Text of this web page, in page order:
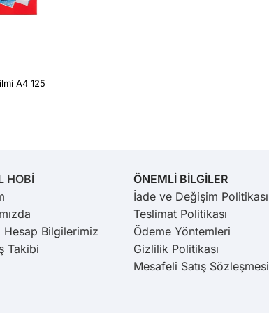
A4 125
HOBİ
Hesap Bilgilerimiz
Takibi
ÖNEMLİ BİLGİLER
İade ve Değişim Politikası
Teslimat Politikası
Ödeme Yöntemleri
Gizlilik Politikası
Mesafeli Satış Sözleşmesi